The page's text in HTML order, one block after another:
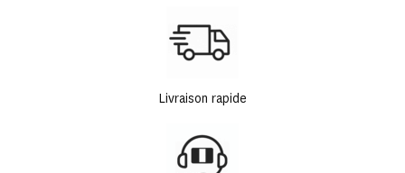
Livraison rapide